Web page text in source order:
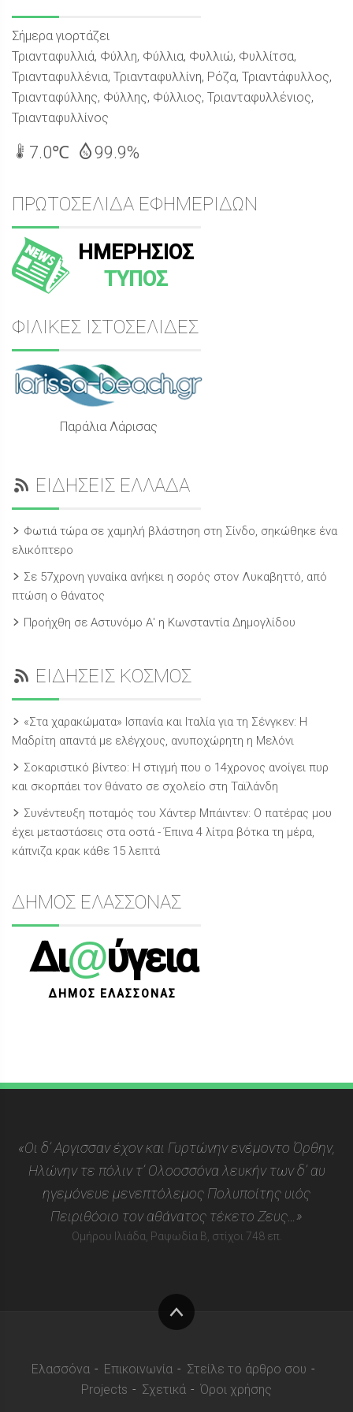
Σήμερα γιορτάζει
Τριανταφυλλιά, Φύλλη, Φύλλια, Φυλλιώ, Φυλλίτσα,
Τριανταφυλλένια, Τριανταφυλλίνη, Ρόζα, Τριαντάφυλλος,
Τριανταφύλλης, Φύλλης, Φύλλιος, Τριανταφυλλένιος,
Τριανταφυλλίνος
7.0℃ 99.9%
ΠΡΩΤΟΣΕΛΙΔΑ ΕΦΗΜΕΡΙΔΩΝ
ΗΜΕΡΗΣΙΟΣ
ΤΥΠΟΣ
ΦΙΛΙΚΕΣ ΙΣΤΟΣΕΛΙΔΕΣ
Παράλια Λάρισας
ΕΙΔΗΣΕΙΣ ΕΛΛΑΔΑ
Φωτιά τώρα σε χαμηλή βλάστηση στη Σίνδο, σηκώθηκε ένα
ελικόπτερο
Σε 57χρονη γυναίκα ανήκει η σορός στον Λυκαβηττό, από
πτώση ο θάνατος
Προήχθη σε Αστυνόμο Α' η Κωνσταντία Δημογλίδου
ΕΙΔΗΣΕΙΣ ΚΟΣΜΟΣ
«Στα χαρακώματα» Ισπανία και Ιταλία για τη Σένγκεν: Η
Μαδρίτη απαντά με ελέγχους, ανυποχώρητη η Μελόνι
Σοκαριστικό βίντεο: Η στιγμή που ο 14χρονος ανοίγει πυρ
και σκορπάει τον θάνατο σε σχολείο στη Ταϊλάνδη
Συνέντευξη ποταμός του Χάντερ Μπάιντεν: Ο πατέρας μου
έχει μεταστάσεις στα οστά - Έπινα 4 λίτρα βότκα τη μέρα,
κάπνιζα κρακ κάθε 15 λεπτά
ΔΗΜΟΣ ΕΛΑΣΣΟΝΑΣ
Δι@ύγεια
ΔΗΜΟΣ ΕΛΑΣΣΟΝΑΣ
«Οι δ’ Αργισσαν έχον και Γυρτώνην ενέμοντο Όρθην,
Ηλώνην τε πόλιν τ’ Ολοοσσόνα λευκήν των δ’ αυ
ηγεμόνευε μενεπτόλεμος Πολυποίτης υιός
Πειριθόοιο τον αθάνατος τέκετο Ζευς…»
Ομήρου Ιλιάδα, Ραψωδία Β, στίχοι 748 επ.
Ελασσόνα Επικοινωνία
Στείλε το άρθρο σου
Projects
Σχετικά Όροι χρήσης